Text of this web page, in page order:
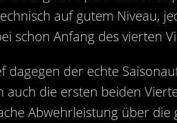
auf gutem Niveau,
schon Anfang des vierten
dagegen der echte
auch die ersten beiden
Abwehrleistung über